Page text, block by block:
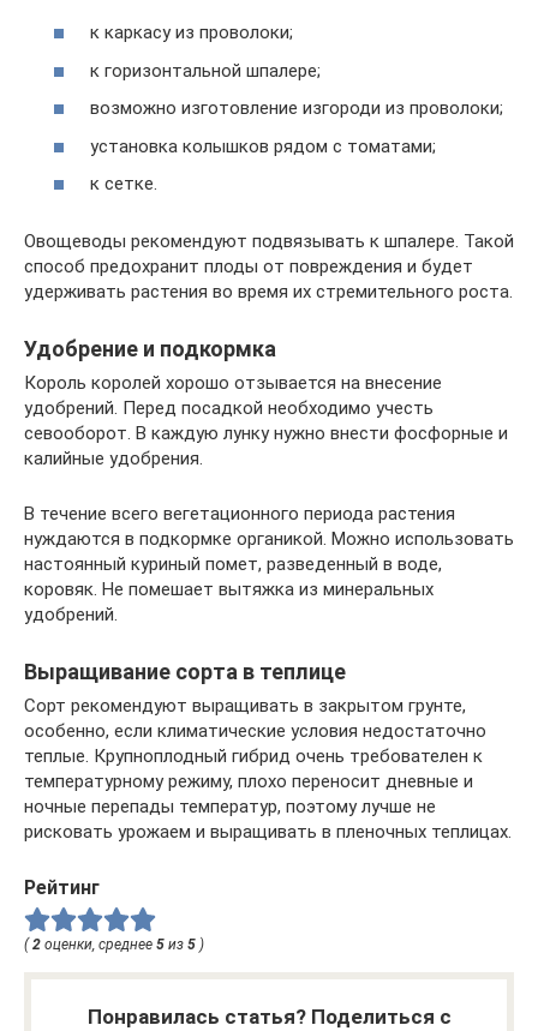
к каркасу из проволоки;
к горизонтальной шпалере;
возможно изготовление изгороди из проволоки;
установка колышков рядом с томатами;
к сетке.
Овощеводы рекомендуют подвязывать к шпалере. Такой
способ предохранит плоды от повреждения и будет
удерживать растения во время их стремительного роста.
Удобрение и подкормка
Король королей хорошо отзывается на внесение
удобрений. Перед посадкой необходимо учесть
севооборот. В каждую лунку нужно внести фосфорные и
калийные удобрения.
В течение всего вегетационного периода растения
нуждаются в подкормке органикой. Можно использовать
настоянный куриный помет, разведенный в воде,
коровяк. Не помешает вытяжка из минеральных
удобрений.
Выращивание сорта в теплице
Сорт рекомендуют выращивать в закрытом грунте,
особенно, если климатические условия недостаточно
теплые. Крупноплодный гибрид очень требователен к
температурному режиму, плохо переносит дневные и
ночные перепады температур, поэтому лучше не
рисковать урожаем и выращивать в пленочных теплицах.
Рейтинг
( 2 оценки, среднее 5 из 5 )
Понравилась статья? Поделиться с